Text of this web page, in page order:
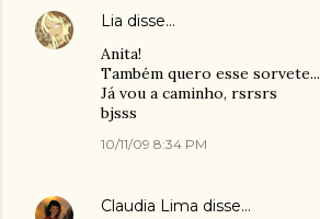
Lia disse…
Anita!
Também quero esse sorvete...
Já vou a caminho, rsrsrs
bjsss
10/11/09 8:34 PM
Claudia Lima disse…